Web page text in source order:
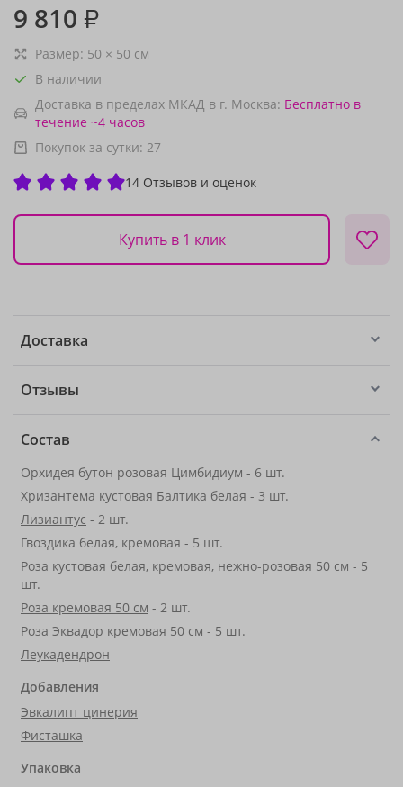
9 810 ₽
Размер: 50 × 50 см
В наличии
Доставка в пределах МКАД в г. Москва: Бесплатно в
течение ~4 часов
Покупок за сутки: 27
14 Отзывов и оценок
Купить в 1 клик
Доставка
Отзывы
Состав
Орхидея бутон розовая Цимбидиум - 6 шт.
Хризантема кустовая Балтика белая - 3 шт.
Лизиантус - 2 шт.
Гвоздика белая, кремовая - 5 шт.
Роза кустовая белая, кремовая, нежно-розовая 50 см - 5
шт.
Роза кремовая 50 см - 2 шт.
Роза Эквадор кремовая 50 см - 5 шт.
Леукадендрон
Добавления
Эвкалипт цинерия
Фисташка
Упаковка